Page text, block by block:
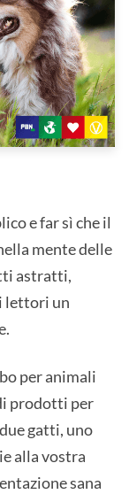
e far sì che il
mente delle
astratti,
lettori un
per animali
prodotti per
gatti, uno
alla vostra
sana